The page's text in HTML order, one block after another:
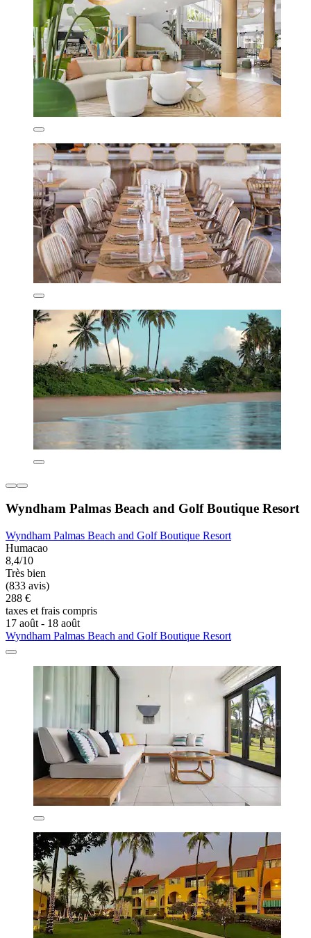
Wyndham Palmas Beach and Golf Boutique Resort
Wyndham Palmas Beach and Golf Boutique Resort
Humacao
8,4/10
Très bien
(833 avis)
288 €
taxes et frais compris
17 août - 18 août
Wyndham Palmas Beach and Golf Boutique Resort